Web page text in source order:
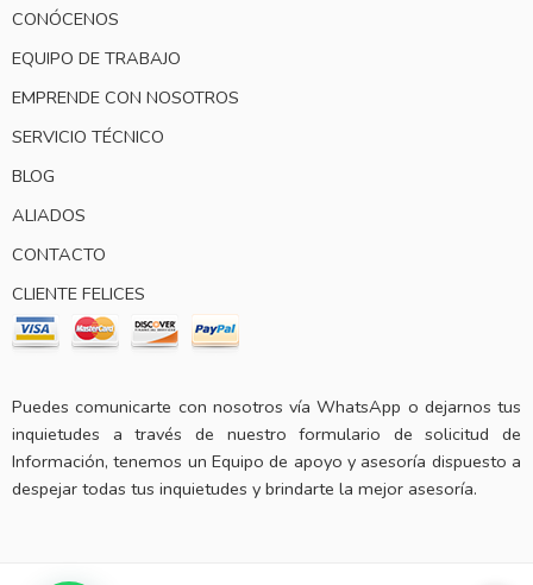
CONÓCENOS
EQUIPO DE TRABAJO
EMPRENDE CON NOSOTROS
SERVICIO TÉCNICO
BLOG
ALIADOS
CONTACTO
CLIENTE FELICES
Puedes comunicarte con nosotros vía WhatsApp o dejarnos tus
inquietudes a través de nuestro formulario de solicitud de
Información, tenemos un Equipo de apoyo y asesoría dispuesto a
despejar todas tus inquietudes y brindarte la mejor asesoría.